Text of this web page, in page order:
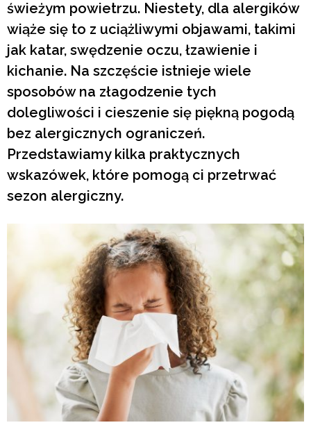
świeżym powietrzu. Niestety, dla alergików
wiąże się to z uciążliwymi objawami, takimi
jak katar, swędzenie oczu, łzawienie i
kichanie. Na szczęście istnieje wiele
sposobów na złagodzenie tych
dolegliwości i cieszenie się piękną pogodą
bez alergicznych ograniczeń.
Przedstawiamy kilka praktycznych
wskazówek, które pomogą ci przetrwać
sezon alergiczny.